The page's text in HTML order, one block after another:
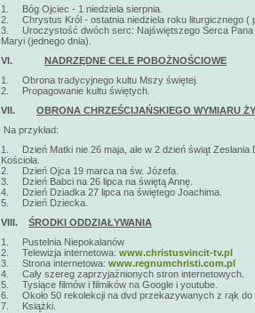
1. Bóg Ojciec - 1 niedziela sierpnia.
2. Chrystus Król - ostatnia niedziela roku liturgicznego (
3. Uroczystość dwóch serc: Najświętszego Serca Pana
Maryi (jednego dnia).
VI.
NADRZĘDNE CELE POBOŻNOŚCIOWE
1. Obrona tradycyjnego kultu Mszy świętej.
2. Propagowanie kultu świętych.
VII. OBRONA CHRZEŚCIJAŃSKIEGO WYMIARU
Na przykład:
1. Dzień Matki nie 26 maja, ale w 2 dzień świąt Zesłania
Kościoła.
2. Dzień Ojca 19 marca na św. Józefa.
3. Dzień Babci na 26 lipca na świętą Annę.
4. Dzień Dziadka 27 lipca na świętego Joachima.
5. Dzień Dziecka.
VIII. ŚRODKI ODDZIAŁYWANIA
1. Pustelnia Niepokalanów
2. Telewizja internetowa: www.christusvincit-tv.pl
3. Strona internetowa: www.regnumchristi.com.pl
4. Cały szereg zaprzyjaźnionych stron internetowych.
5. Tysiące filmów i filmików na Google i youtube.
6. Około 50 rekolekcji na dvd przekazywanych z rąk do
7. Książki.